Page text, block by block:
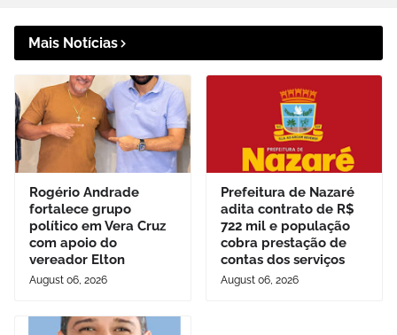
Mais Notícias
Rogério Andrade
fortalece grupo
político em Vera Cruz
com apoio do
vereador Elton
August 06, 2026
Prefeitura de Nazaré
adita contrato de R$
722 mil e população
cobra prestação de
contas dos serviços
August 06, 2026